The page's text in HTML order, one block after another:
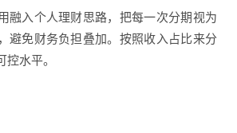
入个人理财思路，把每一次分期视为
避免财务负担叠加。按照收入占比来分
水平。